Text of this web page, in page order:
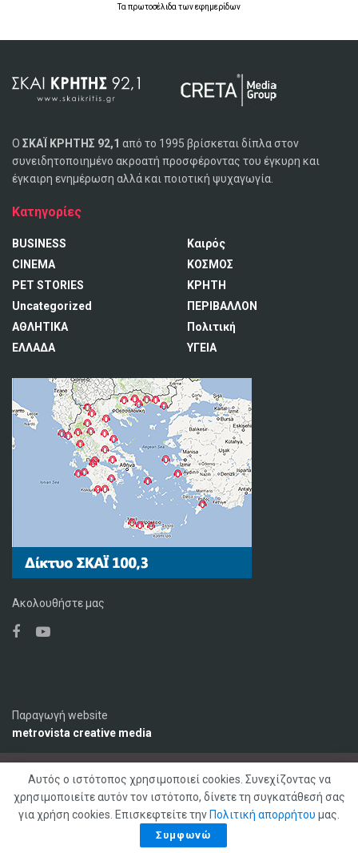
Τα πρωτοσέλιδα τωνεφημερίδων
Ο ΣΚΑΪ ΚΡΗΤΗΣ 92,1 από το 1995 βρίσκεται δίπλα στον
συνειδητοποιημένο ακροατή προσφέροντας του έγκυρη και
έγκαιρη ενημέρωση αλλά και ποιοτική ψυχαγωγία.
Κατηγορίες
BUSINESS
CINEMA
PET STORIES
Uncategorized
ΑΘΛΗΤΙΚΑ
ΕΛΛΑΔΑ
Καιρός
ΚΟΣΜΟΣ
ΚΡΗΤΗ
ΠΕΡΙΒΑΛΛΟΝ
Πολιτική
ΥΓΕΙΑ
Ακολουθήστε μας
Παραγωγή website
metrovista creative media
Ο Σταθμός Διαφήμιση
Επικοινωνία
Πολιτική Απορρήτου
© 2020 ΣΚΑΪ ΚΡΗΤΗΣ 92,1 FM, Με επιφύλαξη παντός δικαιώματος
Αυτός ο ιστότοπος χρησιμοποιεί cookies. Συνεχίζοντας να
χρησιμοποιείτε αυτόν τον ιστότοπο, δίνετε τη συγκατάθεσή σας
για χρήση cookies. Επισκεφτείτε την Πολιτική απορρήτου μας.
Συμφωνώ